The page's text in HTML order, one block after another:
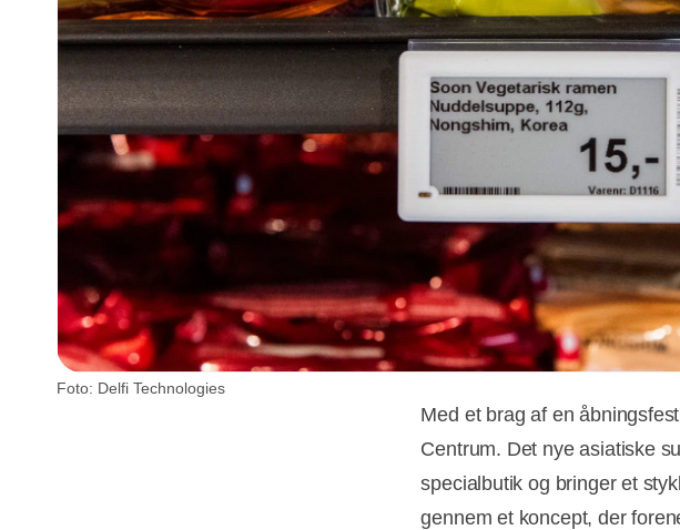
Foto: Delfi Technologies
Med et brag af en
Centrum. Det nye asiatiske
specialbutik og bringer et
gennem et koncept, der